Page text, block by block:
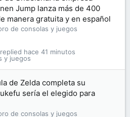
Jump lanza más de 400
manera gratuita y en español
de consolas y juegos
y juegos
hace 41 minutos
de Zelda completa su
sería el elegido para
de consolas y juegos